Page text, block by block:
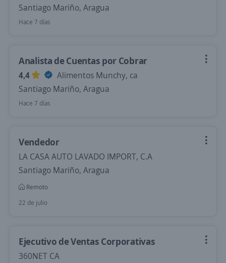
Santiago Mariño, Aragua
Hace 7 días
Analista de Cuentas por Cobrar
4,4
Alimentos Munchy, ca
Santiago Mariño, Aragua
Hace 7 días
Vendedor
LA CASA AUTO LAVADO IMPORT, C.A
Santiago Mariño, Aragua
Remoto
22 de julio
Ejecutivo de Ventas Corporativas
360NET CA